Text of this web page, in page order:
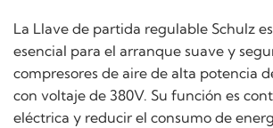
La Llave de partida regulable Schulz
esencial para el arranque suave y
compresores de aire de alta potencia
con voltaje de 380V. Su función es
eléctrica y reducir el consumo de